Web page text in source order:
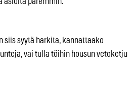
siis syytä harkita, kannattaako
vai tulla töihin housun vetoketju